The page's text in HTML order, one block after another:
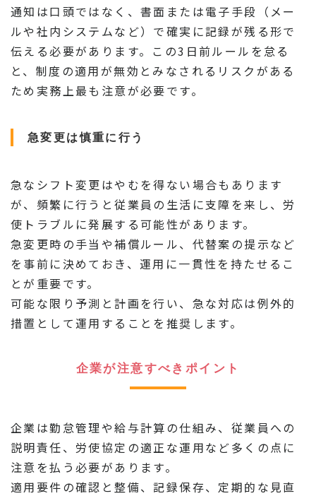
通知は口頭ではなく、書面または電子手段（メー
ルや社内システムなど）で確実に記録が残る形で
伝える必要があります。この3日前ルールを怠る
と、制度の適用が無効とみなされるリスクがある
ため実務上最も注意が必要です。
急変更は慎重に行う
急なシフト変更はやむを得ない場合もあります
が、頻繁に行うと従業員の生活に支障を来し、労
使トラブルに発展する可能性があります。
急変更時の手当や補償ルール、代替案の提示など
を事前に決めておき、運用に一貫性を持たせるこ
とが重要です。
可能な限り予測と計画を行い、急な対応は例外的
措置として運用することを推奨します。
企業が注意すべきポイント
企業は勤怠管理や給与計算の仕組み、従業員への
説明責任、労使協定の適正な運用など多くの点に
注意を払う必要があります。
適用要件の確認と整備、記録保存、定期的な見直